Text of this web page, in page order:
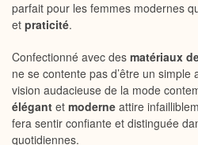
parfait pour les femmes modernes
et praticité.
Confectionné avec des matériaux
ne se contente pas d’être un
vision audacieuse de la mode
élégant et moderne attire
fera sentir confiante et distinguée
quotidiennes.